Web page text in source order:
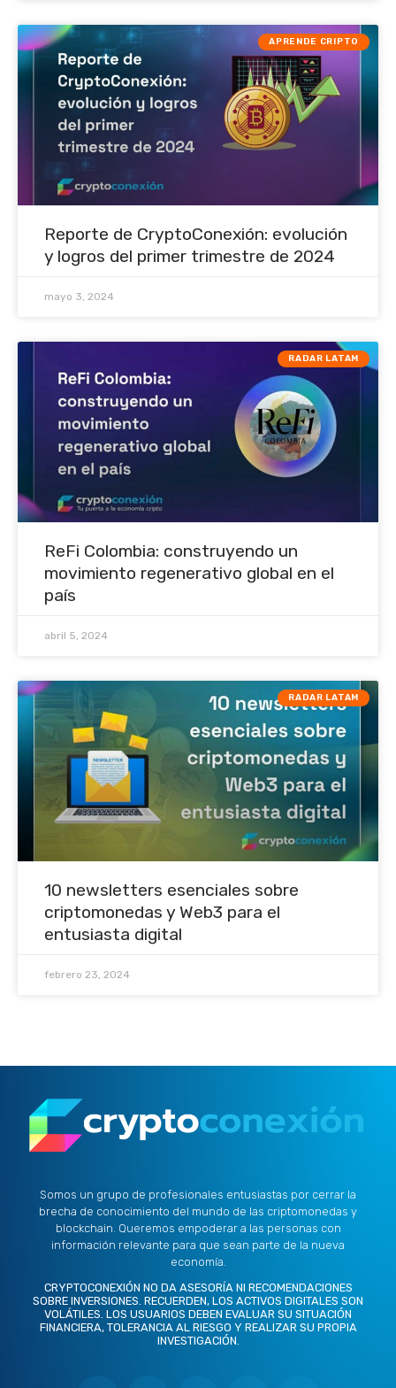
APRENDE CRIPTO
Reporte de CryptoConexión: evolución
y logros del primer trimestre de 2024
mayo 3, 2024
RADAR LATAM
ReFi Colombia: construyendo un
movimiento regenerativo global en el
país
abril 5, 2024
RADAR LATAM
10 newsletters esenciales sobre
criptomonedas y Web3 para el
entusiasta digital
febrero 23, 2024
Somos un grupo de profesionales entusiastas por cerrar la
brecha de conocimiento del mundo de las criptomonedas y
blockchain. Queremos empoderar a las personas con
información relevante para que sean parte de la nueva
economía.
CRYPTOCONEXIÓN NO DA ASESORÍA NI RECOMENDACIONES
SOBRE INVERSIONES. RECUERDEN, LOS ACTIVOS DIGITALES SON
VOLÁTILES. LOS USUARIOS DEBEN EVALUAR SU SITUACIÓN
FINANCIERA, TOLERANCIA AL RIESGO Y REALIZAR SU PROPIA
INVESTIGACIÓN.